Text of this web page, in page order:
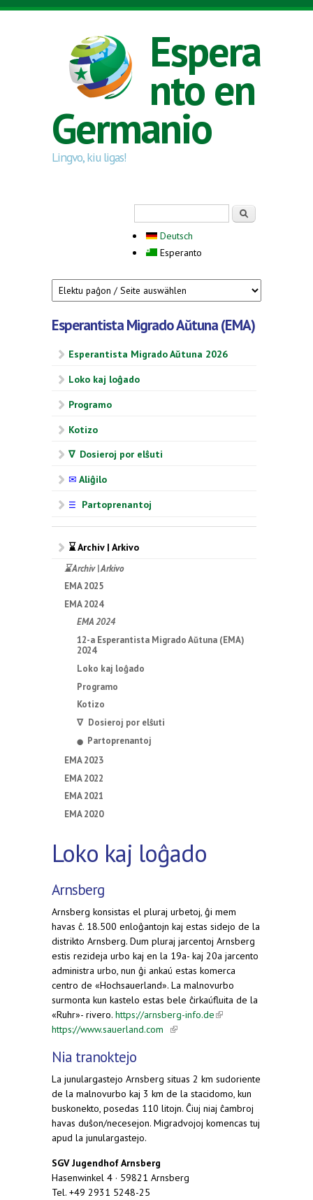
Skip to main content
Espera
nto en
Germanio
Lingvo, kiu ligas!
Deutsch
Esperanto
Esperantista Migrado Aŭtuna (EMA)
Esperantista Migrado Aŭtuna 2026
Loko kaj loĝado
Programo
Kotizo
∇ Dosieroj por elŝuti
✉ Aliĝilo
☰ Partoprenantoj
⌛ Archiv | Arkivo
⌛ Archiv | Arkivo
EMA 2025
EMA 2024
EMA 2024
12-a Esperantista Migrado Aŭtuna (EMA)
2024
Loko kaj loĝado
Programo
Kotizo
∇ Dosieroj por elŝuti
⬤
Partoprenantoj
EMA 2023
EMA 2022
EMA 2021
EMA 2020
Loko kaj loĝado
Arnsberg
Arnsberg konsistas el pluraj urbetoj, ĝi mem
havas ĉ. 18.500 enloĝantojn kaj estas sidejo de la
distrikto Arnsberg. Dum pluraj jarcentoj Arnsberg
estis rezideja urbo kaj en la 19a- kaj 20a jarcento
administra urbo, nun ĝi ankaú estas komerca
centro de «Hochsauerland». La malnovurbo
surmonta kun kastelo estas bele ĉirkaúfluita de la
«Ruhr»- rivero. https://arnsberg-info.de(link is
https://www.sauerland.com (link is external)
Nia tranoktejo
La junulargastejo Arnsberg situas 2 km sudoriente
de la malnovurbo kaj 3 km de la stacidomo, kun
buskonekto, posedas 110 litojn. Ĉiuj niaj ĉambroj
havas duŝon/necesejon. Migradvojoj komencas tuj
apud la junulargastejo.
SGV Jugendhof Arnsberg
Hasenwinkel 4 · 59821 Arnsberg
Tel. +49 2931 5248-25